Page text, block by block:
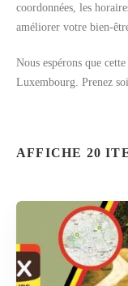
coordonnées, les
améliorer votre bien-
Nous espérons que
Luxembourg. Prenez
AFFICHE 20